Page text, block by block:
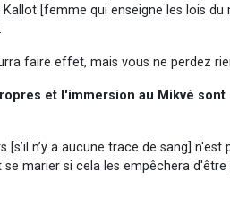
[femme qui enseigne les lois du
faire effet, mais vous ne perdez
et l'immersion au Mikvé
n’y a aucune trace de sang] n'est
marier si cela les empêchera d'être